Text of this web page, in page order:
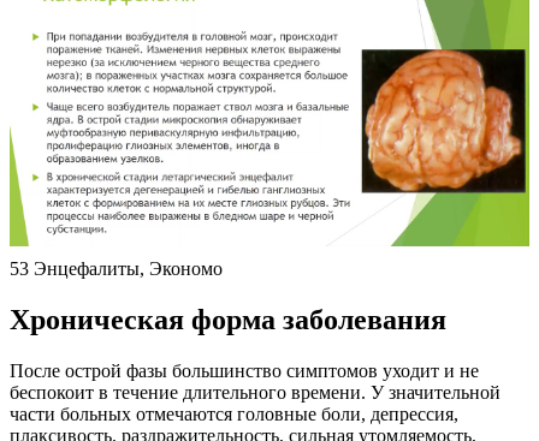
53 Энцефалиты, Экономо
Хроническая форма заболевания
После острой фазы большинство симптомов уходит и не
беспокоит в течение длительного времени. У значительной
части больных отмечаются головные боли, депрессия,
плаксивость, раздражительность, сильная утомляемость,